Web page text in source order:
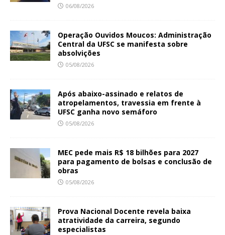
06/08/2026
Operação Ouvidos Moucos: Administração
Central da UFSC se manifesta sobre
absolvições
05/08/2026
Após abaixo-assinado e relatos de
atropelamentos, travessia em frente à
UFSC ganha novo semáforo
05/08/2026
MEC pede mais R$ 18 bilhões para 2027
para pagamento de bolsas e conclusão de
obras
05/08/2026
Prova Nacional Docente revela baixa
atratividade da carreira, segundo
especialistas